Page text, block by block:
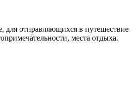
для отправляющихся в путешествие
места отдыха.